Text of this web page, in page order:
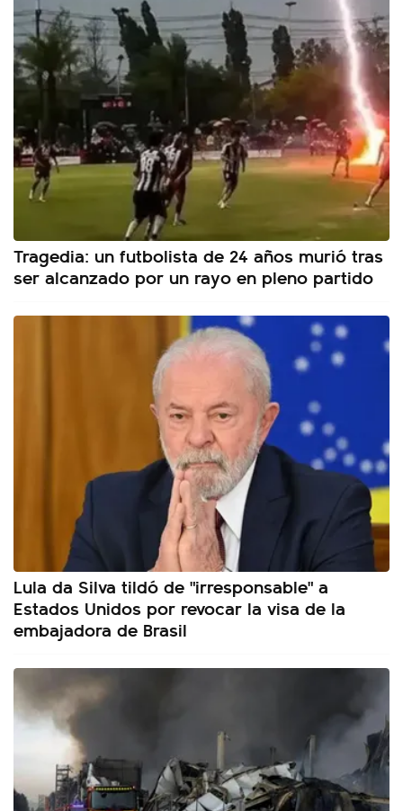
Tragedia: un futbolista de 24 años murió tras
ser alcanzado por un rayo en pleno partido
Lula da Silva tildó de "irresponsable" a
Estados Unidos por revocar la visa de la
embajadora de Brasil